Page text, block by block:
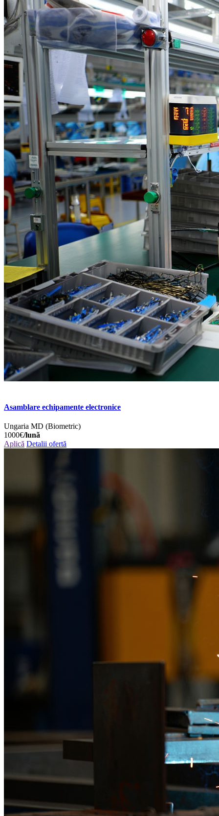
Asamblare echipamente electronice
Ungaria MD (Biometric)
1000€/lună
Aplică Detalii ofertă